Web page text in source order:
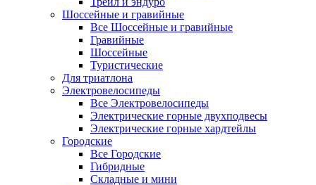
Шоссейные и гравийные
Все Шоссейные и гравийные
Гравийные
Шоссейные
Туристические
Для триатлона
Электровелосипеды
Все Электровелосипеды
Электрические горные двухподвесы
Электрические горные хардтейлы
Городские
Все Городские
Гибридные
Складные и мини